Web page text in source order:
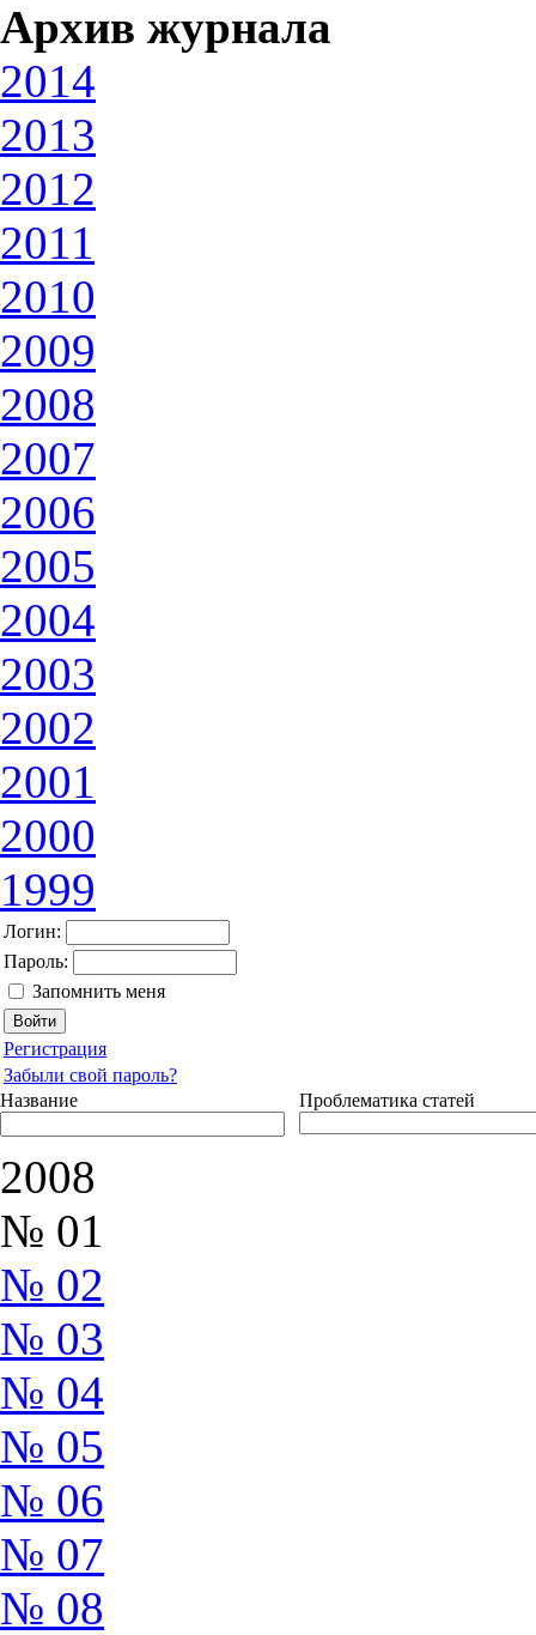
Архив журнала
2014
2013
2012
2011
2010
2009
2008
2007
2006
2005
2004
2003
2002
2001
2000
1999
Логин:
Пароль:
Запомнить меня
Регистрация
Забыли свой пароль?
Название
Проблематика статей
2008
№ 01
№ 02
№ 03
№ 04
№ 05
№ 06
№ 07
№ 08